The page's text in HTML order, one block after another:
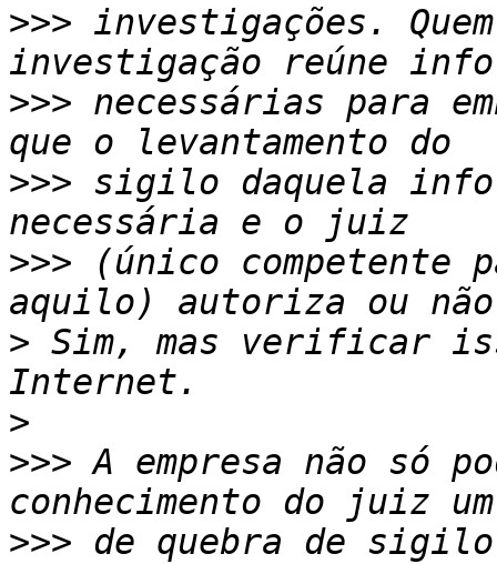
>>> investigações.
>>> necessárias para
>>> sigilo daquela
>>> (único competente
> Sim, mas verificar
>
>>> A empresa não só
>>> de quebra de sigilo